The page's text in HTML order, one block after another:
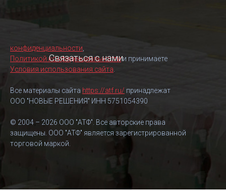
Связаться с нами
конфиденциальности
Политикой конфиденциальностии принимаете
Условия использования сайта
Все материалы сайта https://atf.ru/ принадлежат
ООО "НОВЫЕ РЕШЕНИЯ" ИНН 5751054390
© 2004 – 2026 ООО "АТФ". Все авторские права
защищены. ООО "АТФ" является зарегистрированной
торговой маркой.